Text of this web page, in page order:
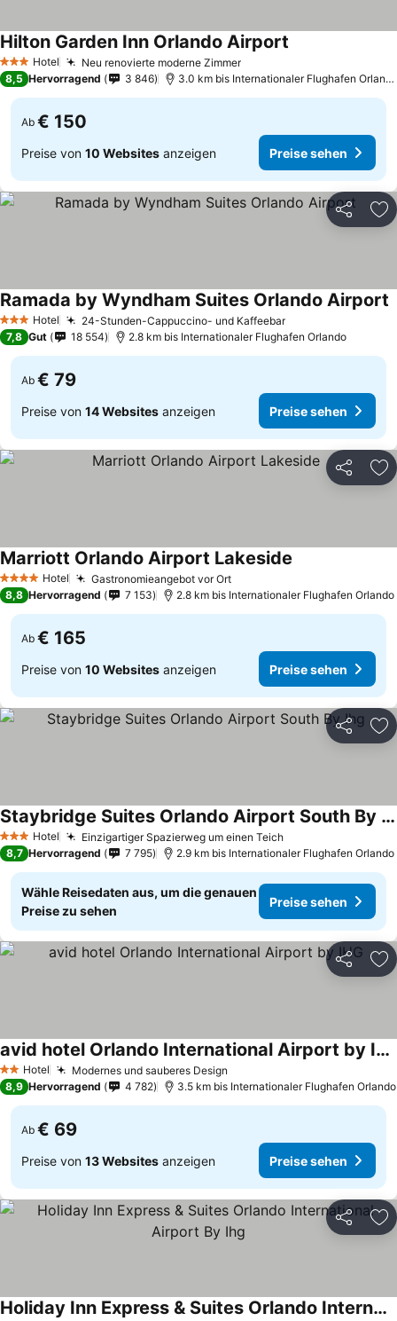
3 SterneHotel Neu renovierte moderne ZimmerPreise sehen
Hilton Garden Inn Orlando Airport
8,5 Hervorragend 3 846 3.0 km bis Internationaler Flughafen Orlando
Ab € 150
Preise von 10 Websites anzeigen Preise sehen
Teilen
3 SterneHotel 24-Stunden-Cappuccino- und KaffeebarPreise sehen
Ramada by Wyndham Suites Orlando Airport
7,8 Gut 18 554 2.8 km bis Internationaler Flughafen Orlando
Ab € 79
Preise von 14 Websites anzeigen Preise sehen
Teilen
4 Sterne Hotel Gastronomieangebot vor OrtPreise sehen
Marriott Orlando Airport Lakeside
8,8 Hervorragend 7 153 2.8 km bis Internationaler Flughafen Orlando
Ab € 165
Preise von 10 Websites anzeigen Preise sehen
Teilen
3 SterneHotel Einzigartiger Spazierweg um einen TeichPreise sehen
Staybridge Suites Orlando Airport South By Ihg
Preise sehen
8,7 Hervorragend 7 795 2.9 km bis Internationaler Flughafen Orlando
Wähle Reisedaten aus, um die genauen
Preise zu sehen
Preise sehen
Teilen
2 Sterne
Hotel Modernes und sauberes Design
avid hotel Orlando International Airport by IHG
Preise sehen
8,9 Hervorragend 4 782 3.5 km bis Internationaler Flughafen Orlando
Ab € 69
Preise von 13 Websites anzeigen Preise sehen
Teilen
Holiday Inn Express & Suites Orlando International Airport By Ihg